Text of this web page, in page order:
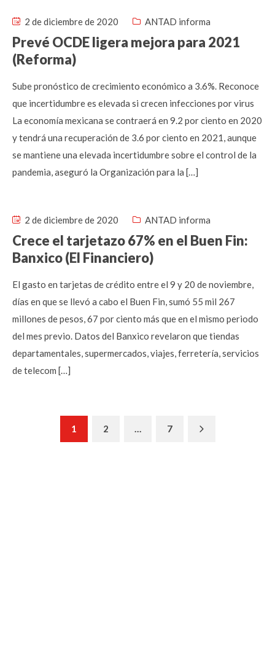
2 de diciembre de 2020 ANTAD informa
Prevé OCDE ligera mejora para 2021
(Reforma)
Sube pronóstico de crecimiento económico a 3.6%. Reconoce
que incertidumbre es elevada si crecen infecciones por virus
La economía mexicana se contraerá en 9.2 por ciento en 2020
y tendrá una recuperación de 3.6 por ciento en 2021, aunque
se mantiene una elevada incertidumbre sobre el control de la
pandemia, aseguró la Organización para la […]
2 de diciembre de 2020 ANTAD informa
Crece el tarjetazo 67% en el Buen Fin:
Banxico (El Financiero)
El gasto en tarjetas de crédito entre el 9 y 20 de noviembre,
días en que se llevó a cabo el Buen Fin, sumó 55 mil 267
millones de pesos, 67 por ciento más que en el mismo periodo
del mes previo. Datos del Banxico revelaron que tiendas
departamentales, supermercados, viajes, ferretería, servicios
de telecom […]
1 2 … 7